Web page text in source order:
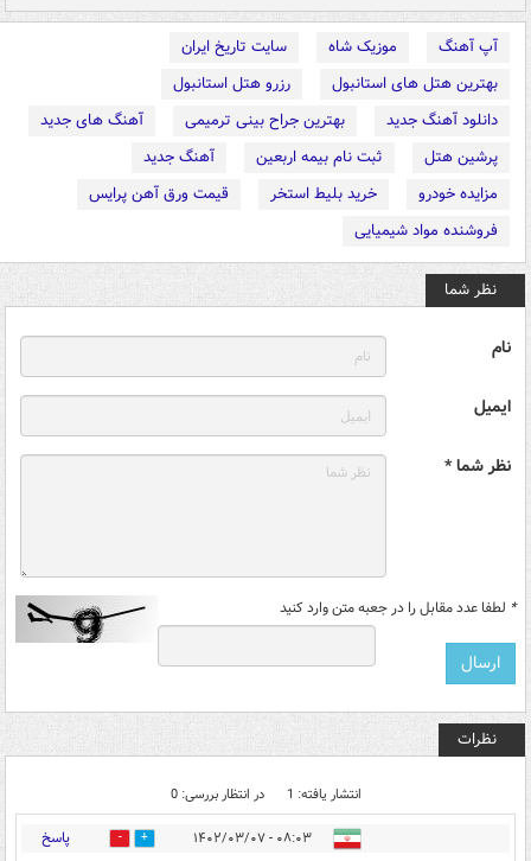
آپ آهنگ موزیک شاه
سایت تاریخ ایران
بهترین هتل های استانبول
رزرو هتل استانبول
دانلود آهنگ جدید
بهترین جراح بینی ترمیمی
آهنگ های جدید
پرشین هتل
ثبت نام بیمه اربعین
آهنگ جدید
مزایده خودرو
خرید بلیط استخر
قیمت ورق آهن پرایس
فروشنده مواد شیمیایی
نظر شما
نام
ایمیل
نظر شما *
* لطفا عدد مقابل را در جعبه متن وارد کنید
نظرات
انتشار یافته: 1 در انتظار بررسی: 0
۰۸:۰۳ - ۱۴۰۲/۰۳/۰۷ 0 پاسخ